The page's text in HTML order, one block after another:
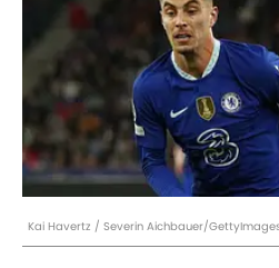
Kai Havertz / Severin Aichbauer/